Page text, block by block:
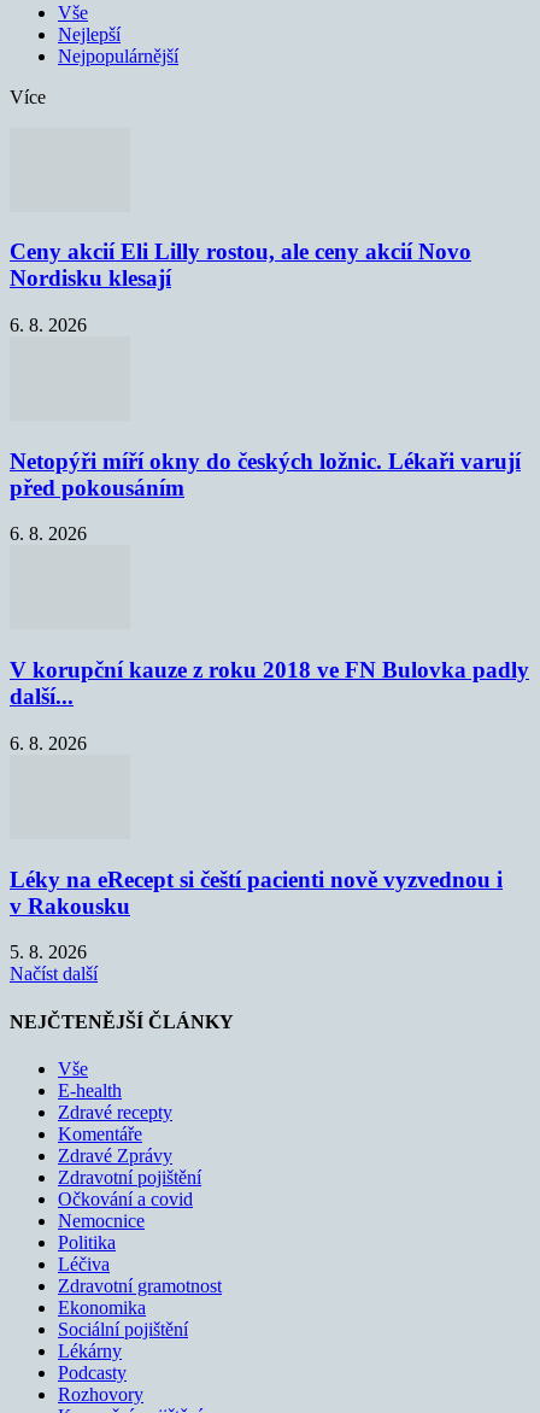
Vše
Nejlepší
Nejpopulárnější
Více
Ceny akcií Eli Lilly rostou, ale ceny akcií Novo
Nordisku klesají
6. 8. 2026
Netopýři míří okny do českých ložnic. Lékaři varují
před pokousáním
6. 8. 2026
V korupční kauze z roku 2018 ve FN Bulovka padly
další...
6. 8. 2026
Léky na eRecept si čeští pacienti nově vyzvednou i
v Rakousku
5. 8. 2026
Načíst další
NEJČTENĚJŠÍ ČLÁNKY
Vše
E-health
Zdravé recepty
Komentáře
Zdravé Zprávy
Zdravotní pojištění
Očkování a covid
Nemocnice
Politika
Léčiva
Zdravotní gramotnost
Ekonomika
Sociální pojištění
Lékárny
Podcasty
Rozhovory